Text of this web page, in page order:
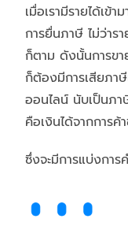
เมื่อเรามีรายได้เข้
การยื่นภาษี ไม่ว่าร
ก็ตาม ดังนั้นการข
ก็ต้องมีการเสียภา
ออนไลน์ นับเป็นภา
คือเงินได้จากการค้
ซึ่งจะมีการแบ่งกา